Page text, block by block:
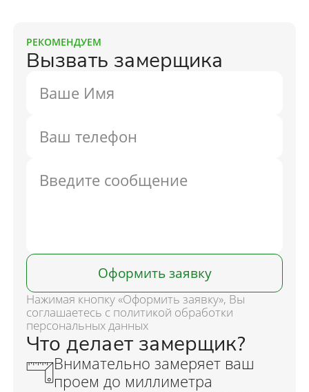
РЕКОМЕНДУЕМ
Вызвать замерщика
Оформить заявку
Нажимая кнопку «Оформить заявку», Вы
соглашаетесь с политикой обработки
персональных данных